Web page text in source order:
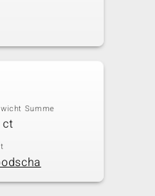
Summe
ct